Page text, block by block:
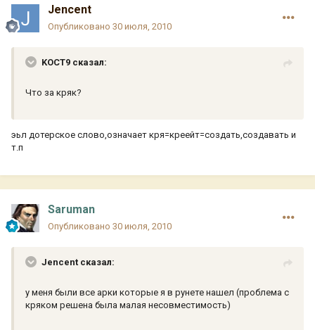
Jencent
Опубликовано 30 июля, 2010
KOCT9 сказал:
Что за кряк?
эьл дотерское слово,означает кря=креейт=создать,создавать и
т.п
Saruman
Опубликовано 30 июля, 2010
Jencent сказал:
у меня были все арки которые я в рунете нашел (проблема с
кряком решена была малая несовместимость)